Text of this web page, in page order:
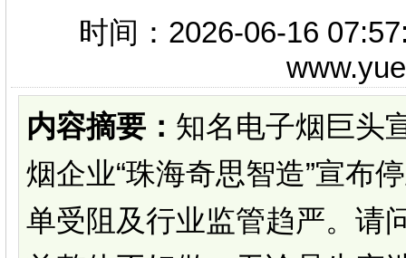
时间：2026-06-16
内容摘要： 知名电子烟巨头
烟企业“珠海奇思智造”宣布
单受阻及行业监管趋严。请